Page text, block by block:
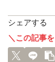
シェアする
＼この記事